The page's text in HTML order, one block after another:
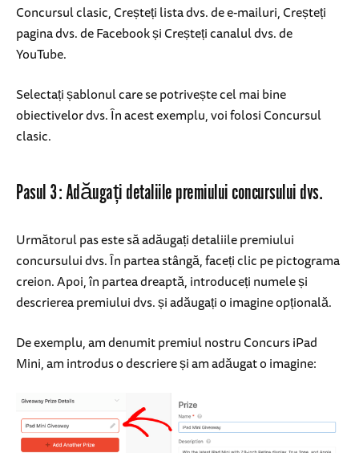
Concursul clasic, Creșteți lista dvs. de e-mailuri, Creșteți
pagina dvs. de Facebook și Creșteți canalul dvs. de
YouTube.
Selectați șablonul care se potrivește cel mai bine
obiectivelor dvs. În acest exemplu, voi folosi Concursul
clasic.
Pasul 3: Adăugați detaliile premiului concursului dvs.
Următorul pas este să adăugați detaliile premiului
concursului dvs. În partea stângă, faceți clic pe pictograma
creion. Apoi, în partea dreaptă, introduceți numele și
descrierea premiului dvs. și adăugați o imagine opțională.
De exemplu, am denumit premiul nostru Concurs iPad
Mini, am introdus o descriere și am adăugat o imagine: